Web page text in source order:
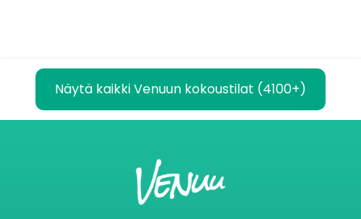
Näytä kaikki Venuun kokoustilat (4100+)